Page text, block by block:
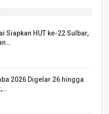
Siapkan HUT ke-22 Sulbar,
2026 Digelar 26 hingga